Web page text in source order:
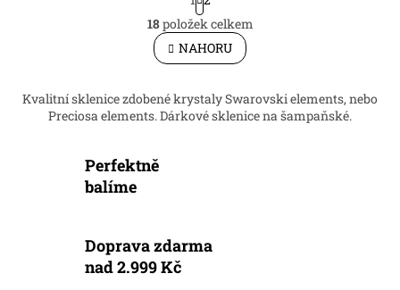
O
v
l
á
a
c
ý
t
r
á
n
k
v
á
n
18položek celkem
NAHORU
Kvalitní sklenice zdobené krystaly Swarovski elements, nebo
Preciosa elements. Dárkové sklenice na šampaňské.
Perfektně
balíme
Doprava zdarma
nad 2.999 Kč